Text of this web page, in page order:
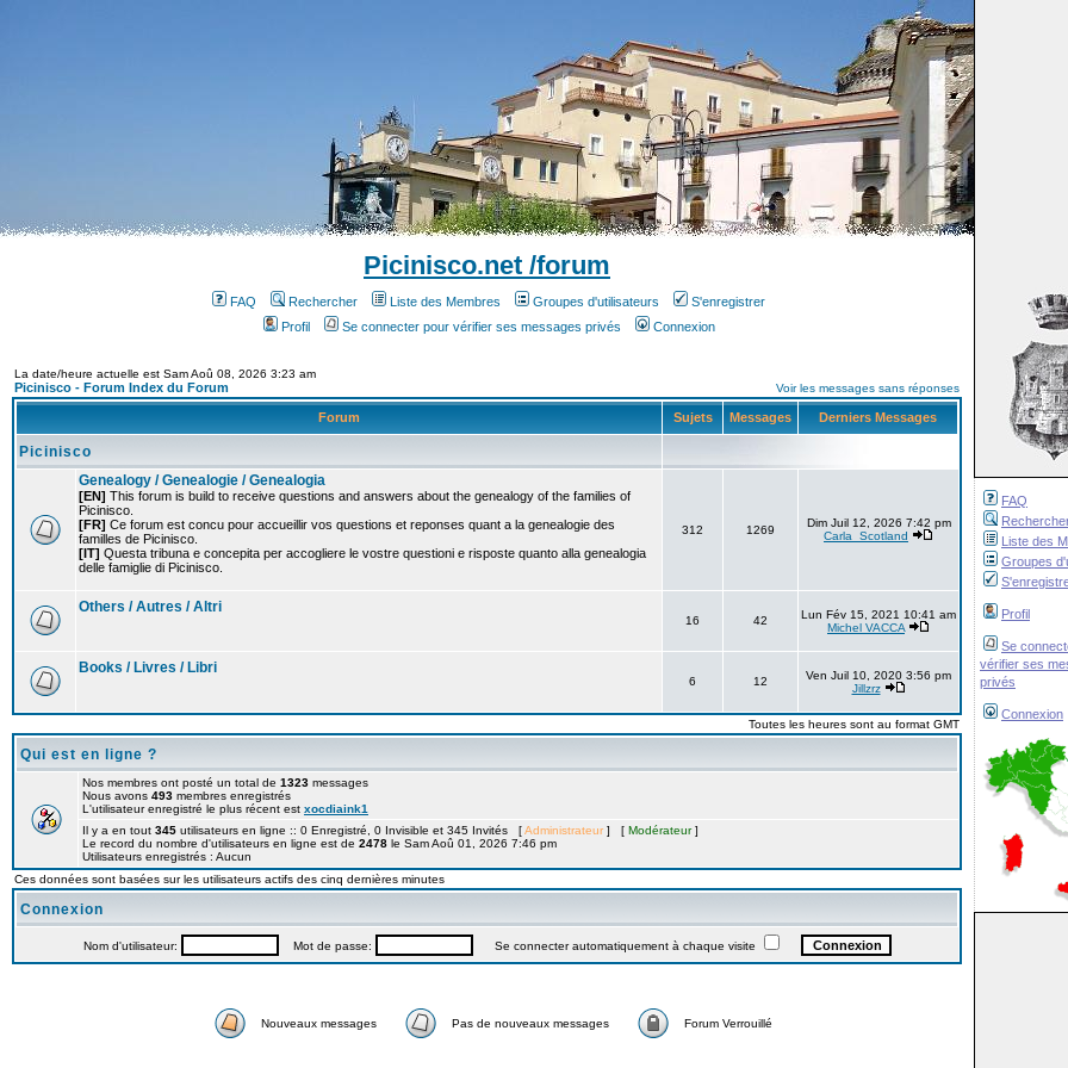
FAQ
Liste des
Groupes
Profil
Se
vérifier ses
privés
Connexion
Picinisco.net /forum
FAQ Rechercher Liste des Membres Groupes d'utilisateurs
S'enregistrer
Profil
Se connecter pour vérifier ses messages privés Connexion
La date/heure actuelle est Sam Aoû 08, 2026 3:23 am
Picinisco - Forum Index du Forum Voir les messages sans réponses
Forum Sujets Messages Derniers Messages
Picinisco
Genealogy / Genealogie / Genealogia
[EN] This forum is build to receive questions and answers about the genealogy of the families of
Picinisco.
[FR] Ce forum est concu pour accueillir vos questions et reponses quant a la genealogie des
familles de Picinisco.
[IT] Questa tribuna e concepita per accogliere le vostre questioni e risposte quanto alla genealogia
delle famiglie di Picinisco.
312 1269
Dim Juil 12, 2026 7:42 pm
Carla_Scotland
Others / Autres / Altri
16 42
Lun Fév 15, 2021 10:41 am
Michel VACCA
Books / Livres / Libri
6 12
Ven Juil 10, 2020 3:56 pm
Jillzrz
Toutes les heures sont au format GMT
Qui est en ligne ?
Nos membres ont posté un total de 1323 messages
Nous avons 493 membres enregistrés
L'utilisateur enregistré le plus récent est xocdiaink1
Il y a en tout 345 utilisateurs en ligne :: 0 Enregistré, 0 Invisible et 345 Invités [Administrateur ] [ Modérateur]
Le record du nombre d'utilisateurs en ligne est de 2478 le Sam Aoû 01, 2026 7:46 pm
Utilisateurs enregistrés : Aucun
Ces données sont basées sur les utilisateurs actifs des cinq dernières minutes
Connexion
Nom d'utilisateur: Mot de passe: Se connecter automatiquement à chaque visite
Nouveaux messages Pas de nouveaux messages Forum Verrouillé